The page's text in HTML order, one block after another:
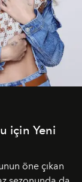
için Yeni
öne çıkan